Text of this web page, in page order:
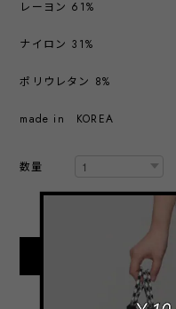
レーヨン 61%
ナイロン 31%
ポリウレタン 8%
made in KOREA
数量
日本国内